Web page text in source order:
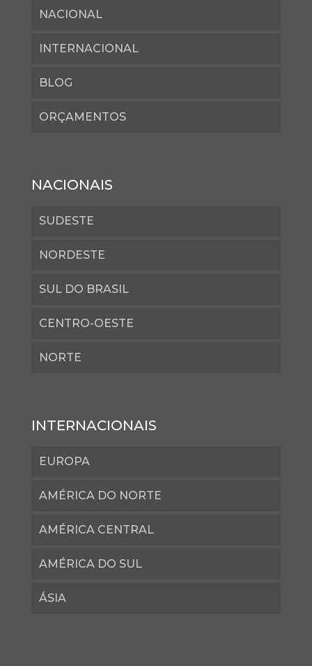
NACIONAL
INTERNACIONAL
BLOG
ORÇAMENTOS
NACIONAIS
SUDESTE
NORDESTE
SUL DO BRASIL
CENTRO-OESTE
NORTE
INTERNACIONAIS
EUROPA
AMÉRICA DO NORTE
AMÉRICA CENTRAL
AMÉRICA DO SUL
ÁSIA